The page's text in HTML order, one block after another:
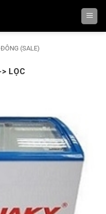
(SALE)
LỌC